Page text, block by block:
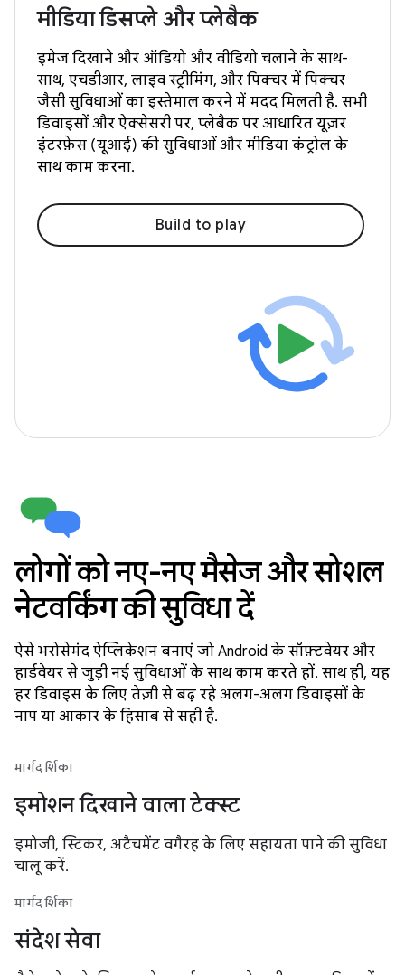
मीडिया डिसप्ले और प्लेबैक
इमेज दिखाने और ऑडियो और वीडियो चलाने के साथ-
साथ, एचडीआर, लाइव स्ट्रीमिंग, और पिक्चर में पिक्चर
जैसी सुविधाओं का इस्तेमाल करने में मदद मिलती है. सभी
डिवाइसों और ऐक्सेसरी पर, प्लेबैक पर आधारित यूज़र
इंटरफ़ेस (यूआई) की सुविधाओं और मीडिया कंट्रोल के
साथ काम करना.
Build to play
लोगों को नए-नए मैसेज और सोशल
नेटवर्किंग की सुविधा दें
ऐसे भरोसेमंद ऐप्लिकेशन बनाएं जो Android के सॉफ़्टवेयर और
हार्डवेयर से जुड़ी नई सुविधाओं के साथ काम करते हों. साथ ही, यह
हर डिवाइस के लिए तेज़ी से बढ़ रहे अलग-अलग डिवाइसों के
नाप या आकार के हिसाब से सही है.
मार्गदर्शिका
इमोशन दिखाने वाला टेक्स्ट
इमोजी, स्टिकर, अटैचमेंट वगैरह के लिए सहायता पाने की सुविधा
चालू करें.
मार्गदर्शिका
संदेश सेवा